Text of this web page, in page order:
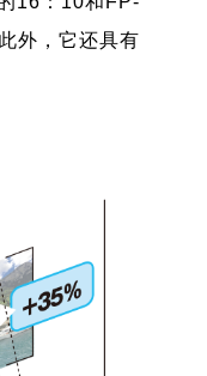
外，它还具有